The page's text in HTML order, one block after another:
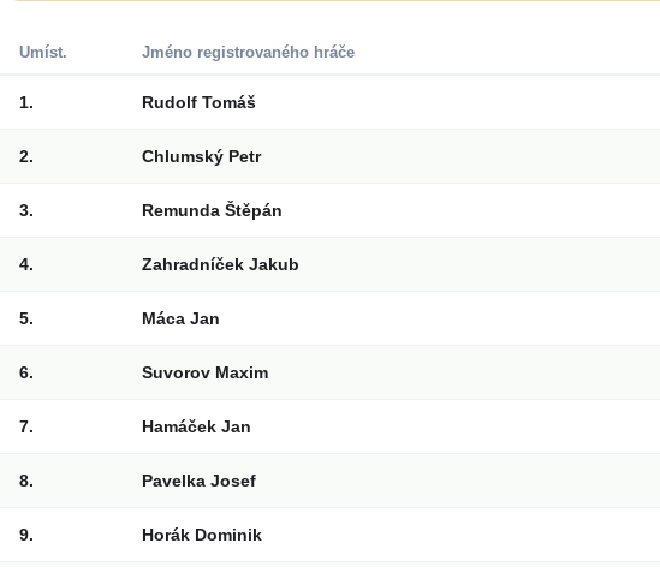
Umíst. Jméno registrovaného hráče
1. Rudolf Tomáš
2. Chlumský Petr
3. Remunda Štěpán
4. Zahradníček Jakub
5. Máca Jan
6. Suvorov Maxim
7. Hamáček Jan
8. Pavelka Josef
9. Horák Dominik